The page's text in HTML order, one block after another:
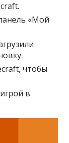
«Мой
чтобы
в